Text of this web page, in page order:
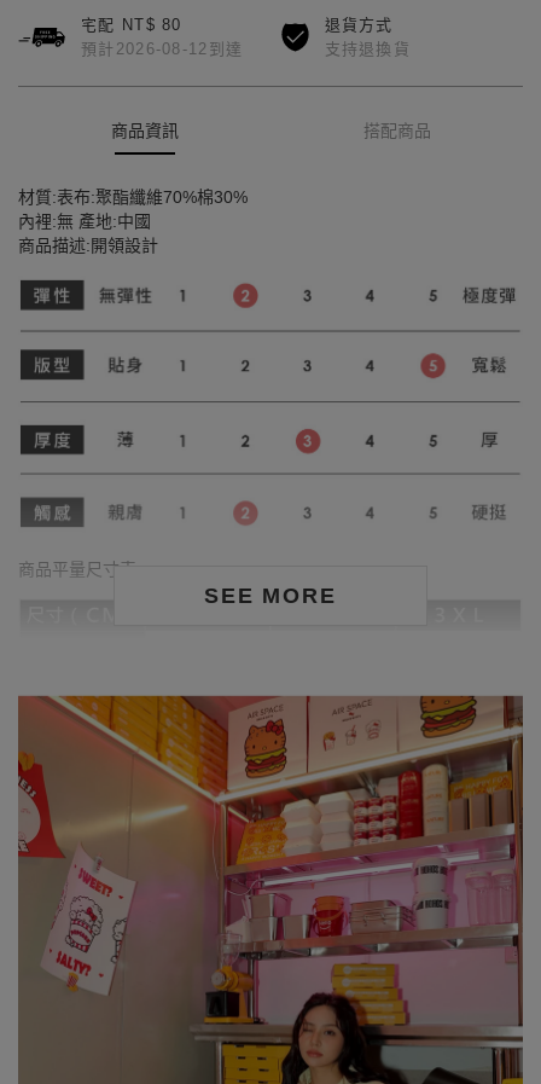
宅配 NT$ 80
預計2026-08-12到達
退貨方式
支持退換貨
商品資訊 搭配商品
SEE MORE
材質:表布:聚酯纖維70%棉30%
內裡:無 產地:中國
商品描述:開領設計
商品平量尺寸表
身形尺寸對照表